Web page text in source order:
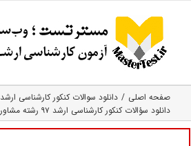
content
صفحه اصلی دانلود سوالات کنکور کارشناسی ارشد
دانلود سؤالات کنکور کارشناسی ارشد ۹۷ رشته مشاوره (کد ۱۱۴۳)